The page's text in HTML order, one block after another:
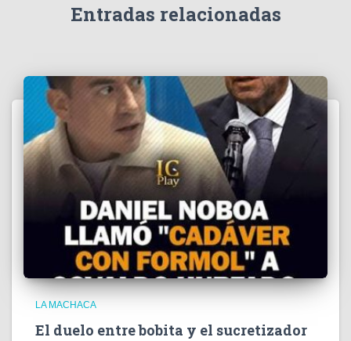
Entradas relacionadas
LA MACHACA
El duelo entre bobita y el sucretizador